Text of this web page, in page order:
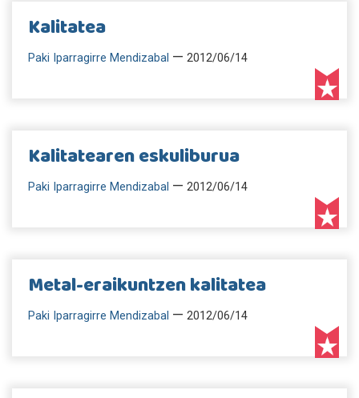
Kalitatea
Paki Iparragirre Mendizabal — 2012/06/14
Kalitatearen eskuliburua
Paki Iparragirre Mendizabal — 2012/06/14
Metal-eraikuntzen kalitatea
Paki Iparragirre Mendizabal — 2012/06/14